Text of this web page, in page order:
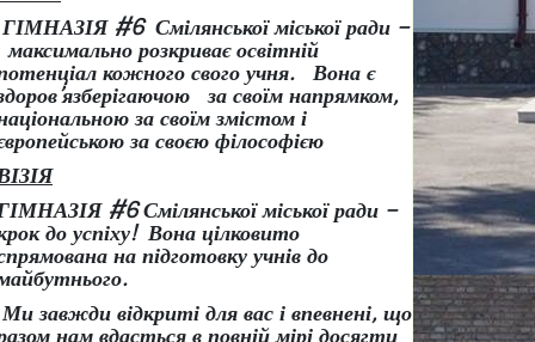
ГІМНАЗІЯ #6 Смілянської міської ради –
розкриває освітній
кожного свого учня.
Вона є
’язберігаючою за своїм напрямком,
за своїм змістом і
за своєю філософією
#6 Смілянської міської ради –
до успіху! Вона цілковито
на підготовку учнів до
Ми завжди відкриті для вас і впевнені, що
нам вдасться в повній мірі досягти